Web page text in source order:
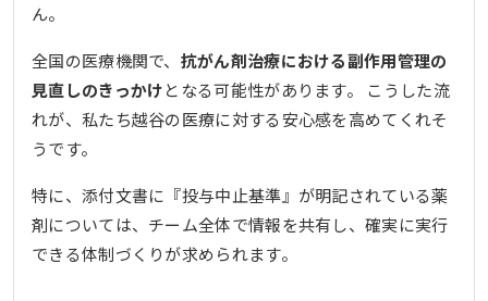
ん。
全国の医療機関で、 抗がん剤治療における副作用管理の
見直しのきっかけとなる可能性があります。 こうした流
れが、私たち越谷の医療に対する安心感を高めてくれそ
うです。
特に、添付文書に『投与中止基準』が明記されている薬
剤については、チーム全体で情報を共有し、確実に実行
できる体制づくりが求められます。